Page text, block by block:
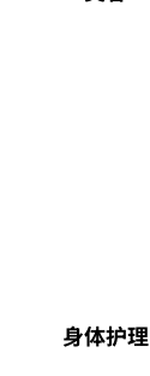
身体护理